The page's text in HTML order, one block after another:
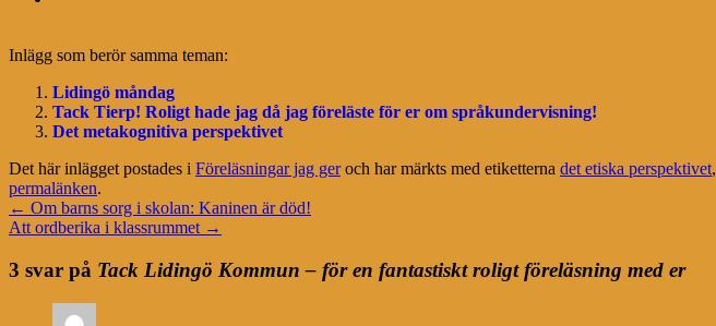
Inlägg som berör samma teman:
Lidingö måndag
Tack Tierp! Roligt hade jag då jag föreläste för er om språkundervisning!
Det metakognitiva perspektivet
Det här inlägget postades i Föreläsningar jag geroch har märkts med etiketterna det etiska perspektivet,
permalänken.
← Om barns sorg i skolan: Kaninen är död!
Att ordberika i klassrummet →
3 svar på Tack Lidingö Kommun – för en fantastiskt roligt föreläsning med er